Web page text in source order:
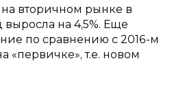
вторичном рынке в
выросла на 4,5%. Еще
по сравнению с 2016-м
«первичке», т.е. новом